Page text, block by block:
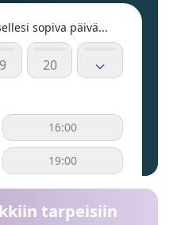
sopiva päivä...
20
16:00
19:00
tarpeisiin